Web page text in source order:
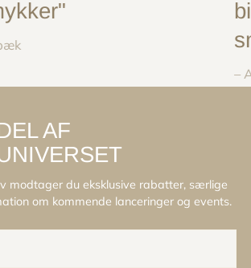
–
AF
modtager du eksklusive rabatter, særlige
om kommende lanceringer og events.